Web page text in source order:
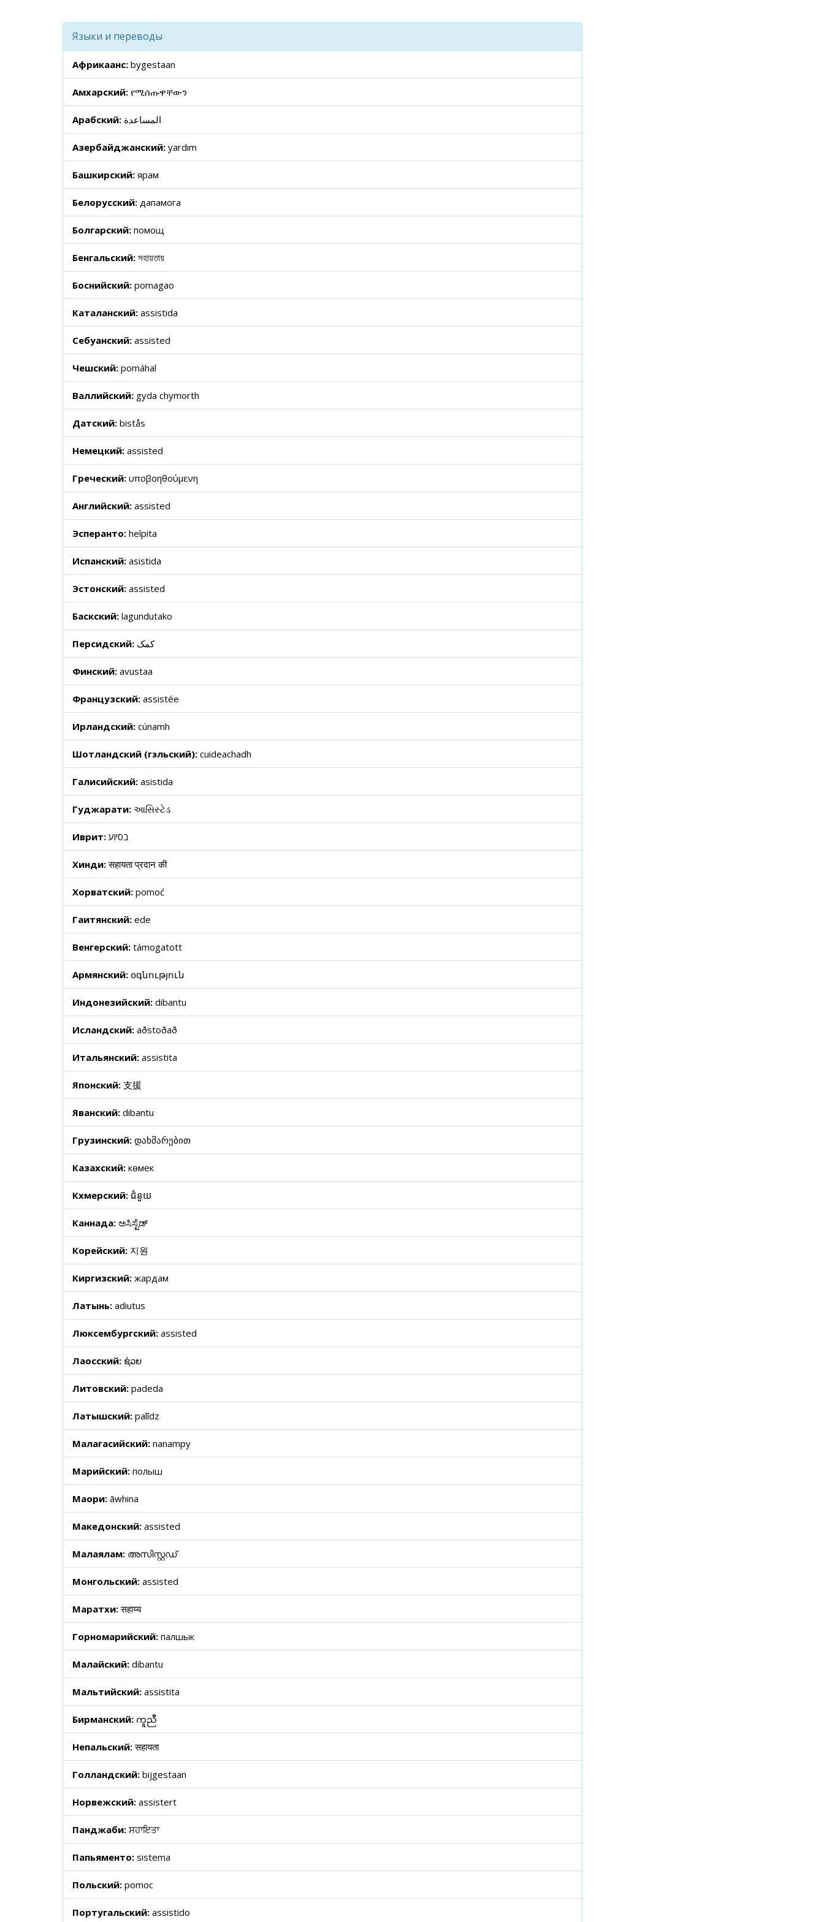
Языки и переводы
Африкаанс: bygestaan
Амхарский: የሚሰጡዋቸውን
Арабский: المساعدة
Азербайджанский: yardım
Башкирский: ярҙам
Белорусский: дапамога
Болгарский: помощ
Бенгальский: সহায়তায়
Боснийский: pomagao
Каталанский: assistida
Себуанский: assisted
Чешский: pomáhal
Валлийский: gyda chymorth
Датский: bistås
Немецкий: assisted
Греческий: υποβοηθούμενη
Английский: assisted
Эсперанто: helpita
Испанский: asistida
Эстонский: assisted
Баскский: lagundutako
Персидский: کمک
Финский: avustaa
Французский: assistée
Ирландский: cúnamh
Шотландский (гэльский): cuideachadh
Галисийский: asistida
Гуджарати: આસિસ્ટેડ
Иврит: בסיוע
Хинди:सहायता प्रदान की
Хорватский: pomoć
Гаитянский: ede
Венгерский: támogatott
Армянский: օգնություն
Индонезийский: dibantu
Исландский: aðstoðað
Итальянский: assistita
Японский: 支援
Яванский: dibantu
Грузинский: დახმარებით
Казахский: көмек
Кхмерский: ជំនួយ
Каннада: ಅಸಿಸ್ಟೆಡ್
Корейский: 지원
Киргизский: жардам
Латынь: adiutus
Люксембургский: assisted
Лаосский: ຊ່ວຍ
Литовский: padeda
Латышский: palīdz
Малагасийский: nanampy
Марийский: полыш
Маори: āwhina
Македонский: assisted
Малаялам: അസിസ്റ്റഡ്
Монгольский: assisted
Маратхи:सहाय्य
Горномарийский: палшык
Малайский: dibantu
Мальтийский: assistita
Бирманский: ကူညီ
Непальский:सहायता
Голландский: bijgestaan
Норвежский: assistert
Панджаби: ਸਹਾਇਤਾ
Папьяменто: sistema
Польский: pomoc
Португальский: assistido